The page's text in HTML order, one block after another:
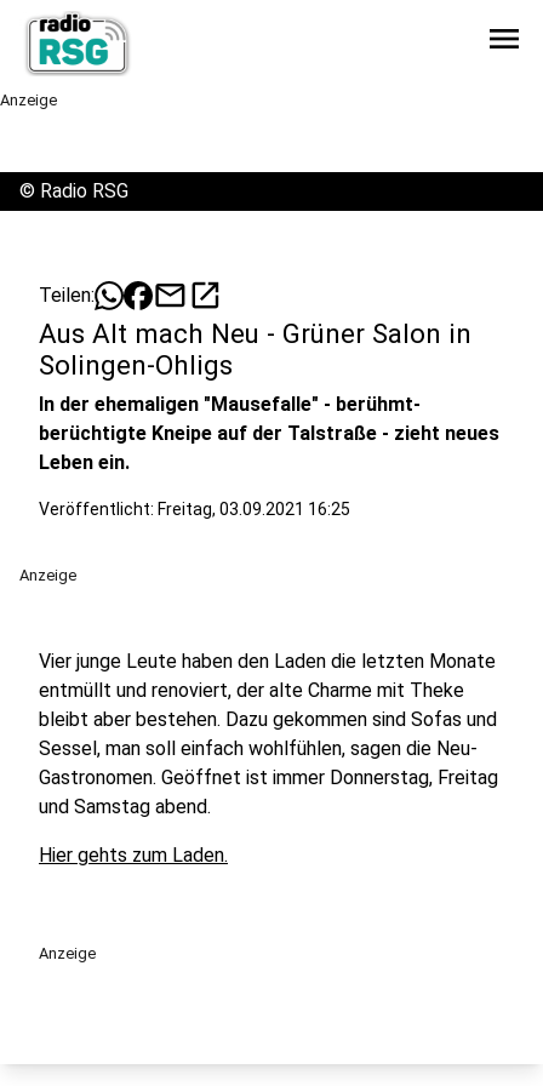
menu
Anzeige
© Radio RSG
Teilen: mailopen_in_new
Aus Alt mach Neu - Grüner Salon in
Solingen-Ohligs
In der ehemaligen "Mausefalle" - berühmt-
berüchtigte Kneipe auf der Talstraße - zieht neues
Leben ein.
Veröffentlicht: Freitag, 03.09.2021 16:25
Anzeige
Vier junge Leute haben den Laden die letzten Monate
entmüllt und renoviert, der alte Charme mit Theke
bleibt aber bestehen. Dazu gekommen sind Sofas und
Sessel, man soll einfach wohlfühlen, sagen die Neu-
Gastronomen. Geöffnet ist immer Donnerstag, Freitag
und Samstag abend.
Hier gehts zum Laden.
Anzeige